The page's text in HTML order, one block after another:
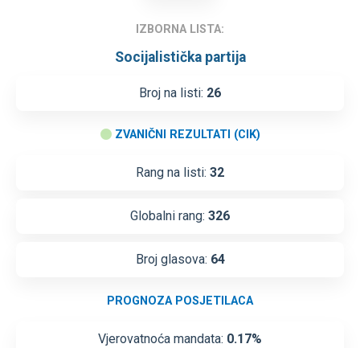
IZBORNA LISTA:
Socijalistička partija
Broj na listi: 26
ZVANIČNI REZULTATI (CIK)
Rang na listi: 32
Globalni rang: 326
Broj glasova: 64
PROGNOZA POSJETILACA
Vjerovatnoća mandata: 0.17%